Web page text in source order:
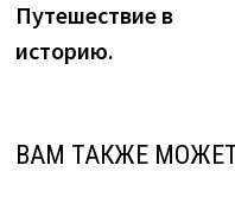
записям
Путешествие в
историю.
ВАМ ТАКЖЕ